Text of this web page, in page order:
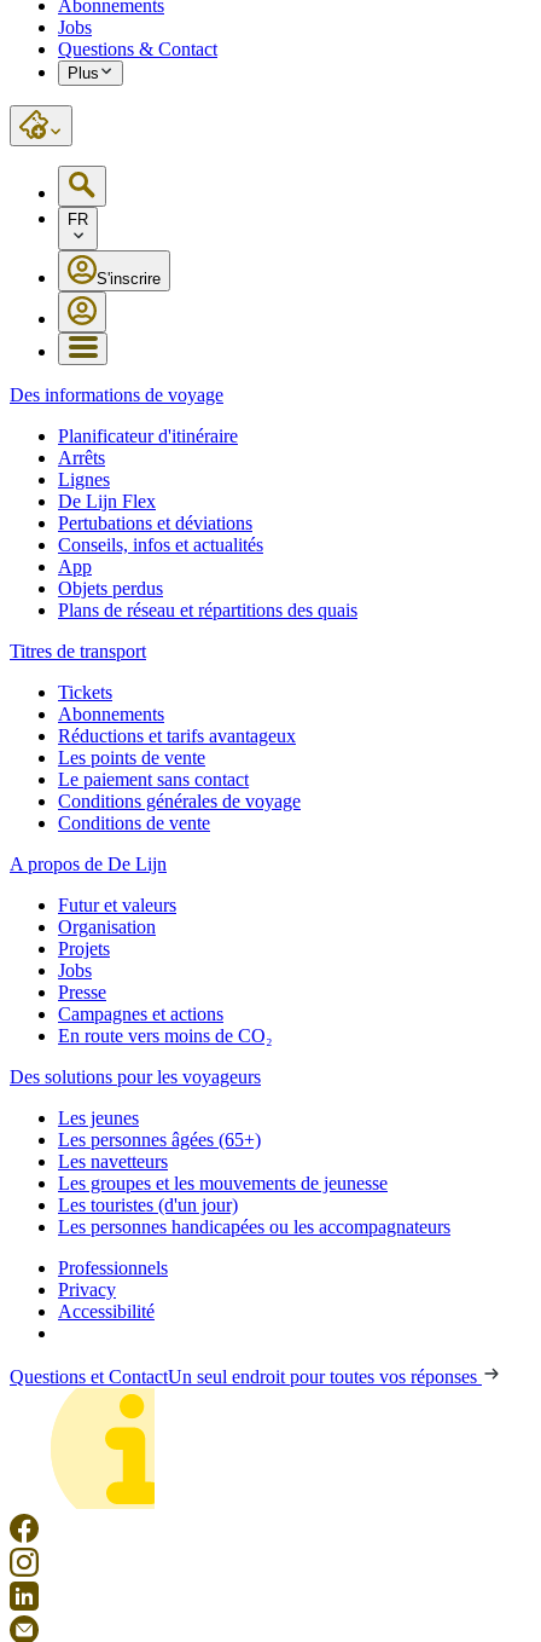
Abonnements
Jobs
Questions & Contact
Plus
FR
S'inscrire
Des informations de voyage
Planificateur d'itinéraire
Arrêts
Lignes
De Lijn Flex
Pertubations et déviations
Conseils, infos et actualités
App
Objets perdus
Plans de réseau et répartitions des quais
Titres de transport
Tickets
Abonnements
Réductions et tarifs avantageux
Les points de vente
Le paiement sans contact
Conditions générales de voyage
Conditions de vente
A propos de De Lijn
Futur et valeurs
Organisation
Projets
Jobs
Presse
Campagnes et actions
En route vers moins de CO₂
Des solutions pour les voyageurs
Les jeunes
Les personnes âgées (65+)
Les navetteurs
Les groupes et les mouvements de jeunesse
Les touristes (d'un jour)
Les personnes handicapées ou les accompagnateurs
Professionnels
Privacy
Accessibilité
Questions et ContactUn seul endroit pour toutes vos réponses